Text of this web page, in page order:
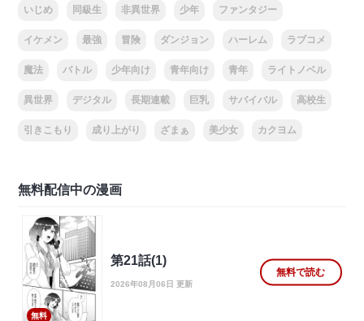
いじめ 同級生 非異世界 少年 ファンタジー
イケメン 最強 冒険 ダンジョン ハーレム ラブコメ
魔法 バトル 少年向け 青年向け 青年 ライトノベル
異世界 デジタル 長期連載 巨乳 サバイバル 高校生
引きこもり 成り上がり ざまぁ 美少女 カクヨム
無料配信中の漫画
無料
第21話(1)
2026年08月06日 更新
無料で読む